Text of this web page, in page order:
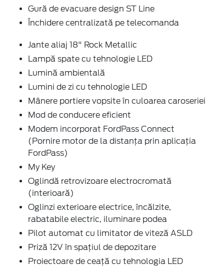
Gură de evacuare design ST Line
Închidere centralizată pe telecomanda
Jante aliaj 18" Rock Metallic
Lampă spate cu tehnologie LED
Lumină ambientală
Lumini de zi cu tehnologie LED
Mânere portiere vopsite în culoarea caroseriei
Mod de conducere eficient
Modem incorporat FordPass Connect
(Pornire motor de la distanța prin aplicația
FordPass)
My Key
Oglindă retrovizoare electrocromată
(interioară)
Oglinzi exterioare electrice, încălzite,
rabatabile electric, iluminare podea
Pilot automat cu limitator de viteză ASLD
Priză 12V în spaţiul de depozitare
Proiectoare de ceaţă cu tehnologia LED